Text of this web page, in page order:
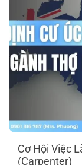
Cơ Hội Việc
(Carpenter)